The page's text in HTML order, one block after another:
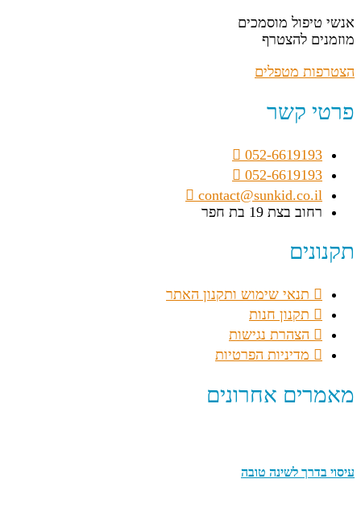
אנשי טיפול מוסמכים
מוזמנים להצטרף
הצטרפות מטפלים
פרטי קשר
052-6619193
052-6619193
contact@sunkid.co.il
רחוב בצת 19 בת חפר
תקנונים
תנאי שימוש ותקנון האתר
תקנון חנות
הצהרת נגישות
מדיניות הפרטיות
מאמרים אחרונים
עיסוי בדרך לשינה טובה